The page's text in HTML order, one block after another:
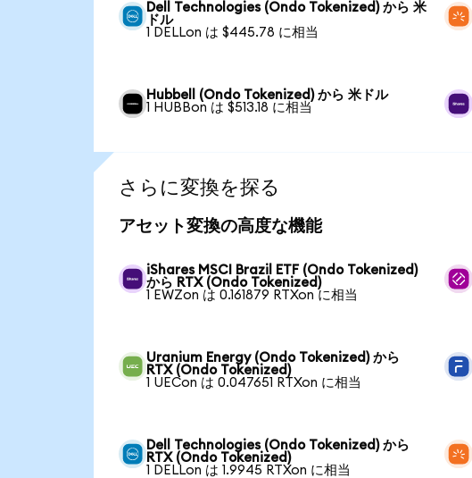
Dell Technologies (Ondo Tokenized) から 米
ドル
1 DELLon は $445.78 に相当
Hubbell (Ondo Tokenized) から 米ドル
1 HUBBon は $513.18 に相当
さらに変換を探る
アセット変換の高度な機能
iShares MSCI Brazil ETF (Ondo Tokenized)
から RTX (Ondo Tokenized)
1 EWZon は 0.161879 RTXon に相当
Uranium Energy (Ondo Tokenized) から
RTX (Ondo Tokenized)
1 UECon は 0.047651 RTXon に相当
Dell Technologies (Ondo Tokenized) から
RTX (Ondo Tokenized)
1 DELLon は 1.9945 RTXon に相当